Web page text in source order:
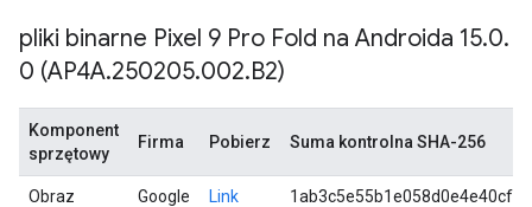
pliki binarne Pixel 9 Pro Fold na Androida 15.0.
0 (AP4A.250205.002.B2)
Komponent
sprzętowy
Firma Pobierz Suma kontrolna SHA-256
Obraz
Google Link